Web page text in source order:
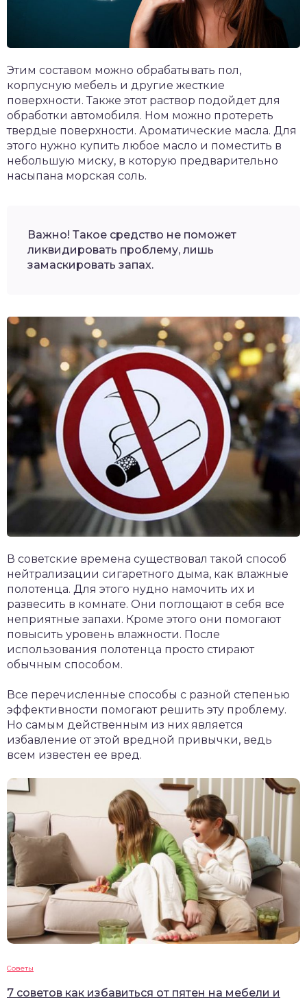
Этим составом можно обрабатывать пол,
корпусную мебель и другие жесткие
поверхности. Также этот раствор подойдет для
обработки автомобиля. Ном можно протереть
твердые поверхности. Ароматические масла. Для
этого нужно купить любое масло и поместить в
небольшую миску, в которую предварительно
насыпана морская соль.
Важно! Такое средство не поможет
ликвидировать проблему, лишь
замаскировать запах.
В советские времена существовал такой способ
нейтрализации сигаретного дыма, как влажные
полотенца. Для этого нудно намочить их и
развесить в комнате. Они поглощают в себя все
неприятные запахи. Кроме этого они помогают
повысить уровень влажности. После
использования полотенца просто стирают
обычным способом.
Все перечисленные способы с разной степенью
эффективности помогают решить эту проблему.
Но самым действенным из них является
избавление от этой вредной привычки, ведь
всем известен ее вред.
Советы
7 советов как избавиться от пятен на мебели и